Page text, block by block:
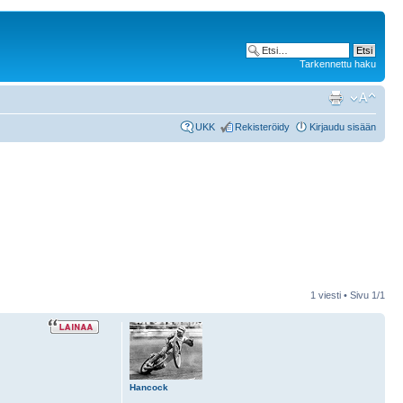
Tarkennettu haku
UKK Rekisteröidy Kirjaudu sisään
1 viesti • Sivu 1/1
Hancock